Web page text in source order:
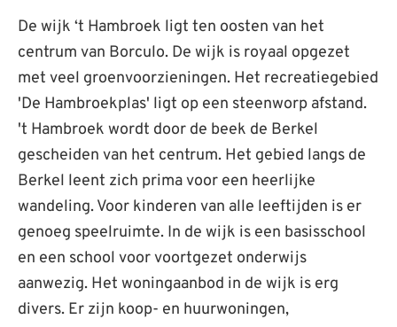
De wijk ‘t Hambroek ligt ten oosten van het
centrum van Borculo. De wijk is royaal opgezet
met veel groenvoorzieningen. Het recreatiegebied
'De Hambroekplas' ligt op een steenworp afstand.
't Hambroek wordt door de beek de Berkel
gescheiden van het centrum. Het gebied langs de
Berkel leent zich prima voor een heerlijke
wandeling. Voor kinderen van alle leeftijden is er
genoeg speelruimte. In de wijk is een basisschool
en een school voor voortgezet onderwijs
aanwezig. Het woningaanbod in de wijk is erg
divers. Er zijn koop- en huurwoningen,